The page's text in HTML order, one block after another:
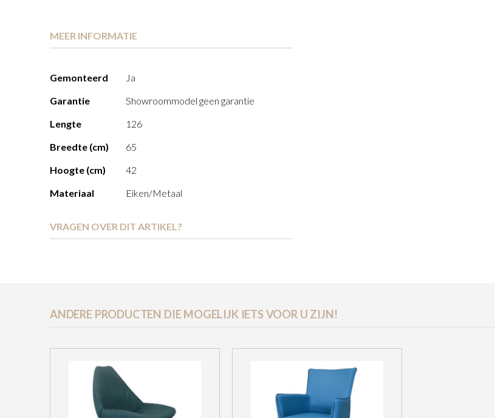
MEER INFORMATIE
Meer
Gemonteerd
Ja
Garantie
Showroommodel geen garantie
Lengte
126
Breedte (cm)
65
Hoogte (cm)
42
Materiaal
Eiken/Metaal
VRAGEN OVER DIT ARTIKEL?
ANDERE PRODUCTEN DIE MOGELIJK IETS VOOR U ZIJN!